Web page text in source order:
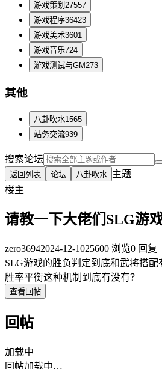
游戏策划 27557
游戏程序36423
游戏美术3601
游戏音乐724
游戏测试与GM273
其他
八卦吹水1565
站务交流939
搜索论坛
返回列表 论坛 八卦吹水
主题
楼主
请教一下大佬们SLG游
zero36942024-12-1025600 浏览0 回复
SLG游戏的胜负判定到底和武将搭配
胜率平衡这种机制到底有没有？
查看回帖
回帖
加载中
回帖加载中…